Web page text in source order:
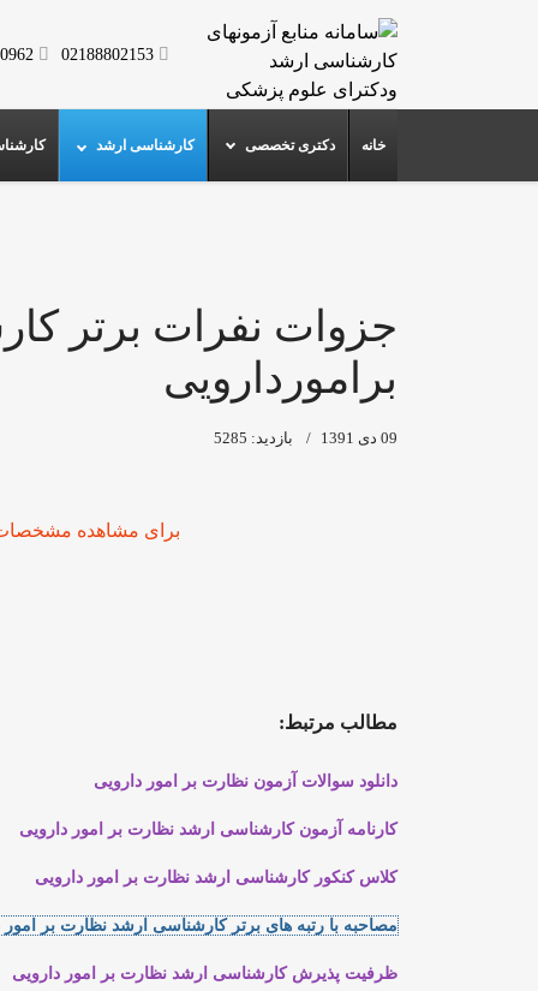
02188802153
خانه دکتری تخصصی کارشناسی ارشد
جزوات نفرات برتر
براموردارویی
09 دی 1391 بازدید: 5285
برای مشاهده
مطالب مرتبط:
دانلود سوالات آزمون نظارت بر امور دارویی
کارنامه آزمون کارشناسی ارشد نظارت بر امور دارویی
کلاس کنکور کارشناسی ارشد نظارت بر امور دارویی
مصاحبه با رتبه های برتر کارشناسی ارشد نظارت بر امور
ظرفیت پذیرش کارشناسی ارشد نظارت بر امور دارویی